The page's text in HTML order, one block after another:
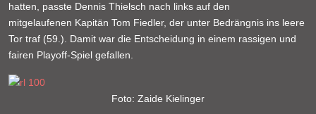
hatten, passte Dennis Thielsch nach links auf den
mitgelaufenen Kapitän Tom Fiedler, der unter Bedrängnis ins leere
Tor traf (59.). Damit war die Entscheidung in einem rassigen und
fairen Playoff-Spiel gefallen.
Foto: Zaide Kielinger